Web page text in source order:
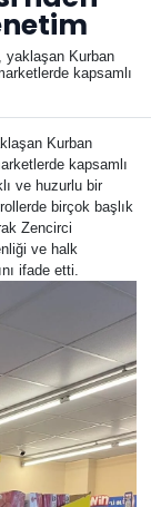
yaklaşan Kurban
kapsamlı
Kurban
kapsamlı
ve huzurlu bir
birçok başlık
Zencirci
ve halk
ifade etti.